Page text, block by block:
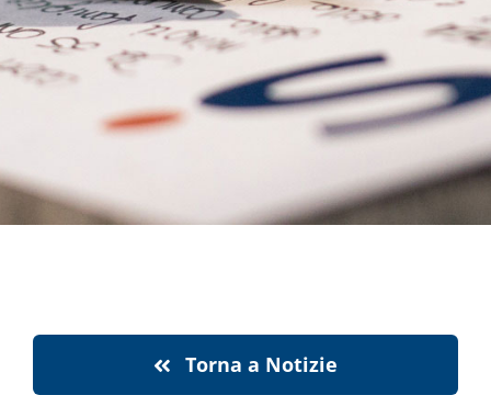
notizie
stranaragione
Cerca
Torna a Notizie